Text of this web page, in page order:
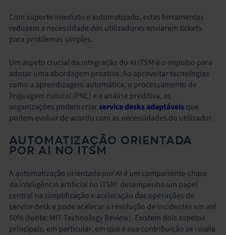
Com suporte imediato e automatizado, estas ferramentas
reduzem a necessidade dos utilizadores enviarem tickets
para problemas simples.
Um aspeto crucial da integração do AI ITSM é o impulso para
adotar uma abordagem proativa. Ao aproveitar tecnologias
como a aprendizagem automática, o processamento de
linguagem natural (PNL) e a análise preditiva, as
organizações podem criar service desks adaptáveisque
podem evoluir de acordo com as necessidades do utilizador.
AUTOMATIZAÇÃO ORIENTADA
POR AI NO ITSM
A automatização orientada por AI é um componente-chave
da inteligência artificial no ITSM: desempenha um papel
central na simplificação e aceleração das operações do
service desk e pode acelerar a resolução de incidentes em até
50% (fonte: MIT Technology Review). Existem dois aspetos
principais, em particular, em que a sua contribuição se revela